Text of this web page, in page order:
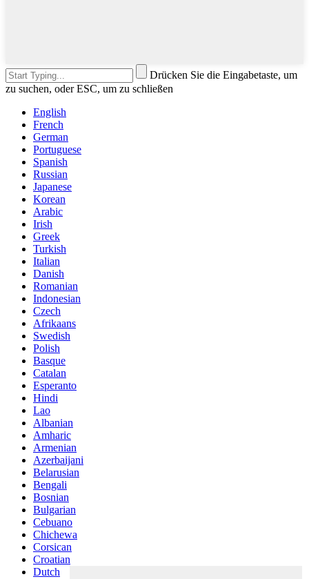
Drücken Sie die Eingabetaste, um
zu suchen, oder ESC, um zu schließen
English
French
German
Portuguese
Spanish
Russian
Japanese
Korean
Arabic
Irish
Greek
Turkish
Italian
Danish
Romanian
Indonesian
Czech
Afrikaans
Swedish
Polish
Basque
Catalan
Esperanto
Hindi
Lao
Albanian
Amharic
Armenian
Azerbaijani
Belarusian
Bengali
Bosnian
Bulgarian
Cebuano
Chichewa
Corsican
Croatian
Dutch